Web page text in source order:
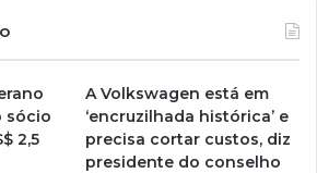
sócio
2,5
A Volkswagen está em
‘encruzilhada histórica’ e
precisa cortar custos, diz
presidente do conselho